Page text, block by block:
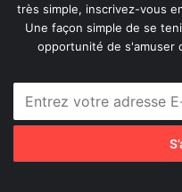
très simple, inscrivez-vous
Une façon simple de se
opportunité de s'amuser